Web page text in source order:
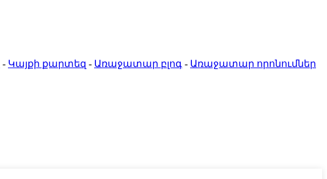
- Կայքի քարտեզ - Առաջատար բլոգ - Առաջատար որոնումներ